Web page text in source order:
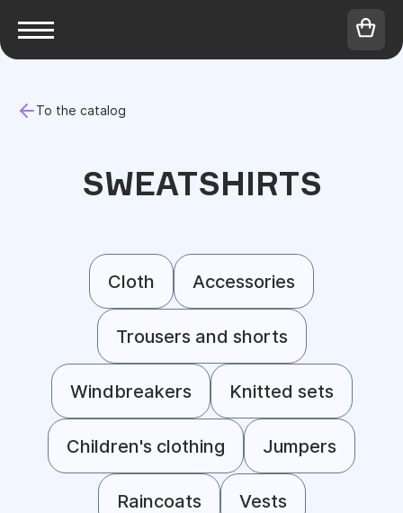
To the catalog
SWEATSHIRTS
Cloth Accessories
Trousers and shorts
Windbreakers Knitted sets
Children's clothing Jumpers
Raincoats Vests